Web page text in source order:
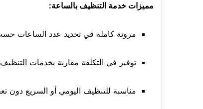
مميزات خدمة التنظيف بالساعة:
مرونة كاملة في تحديد عدد الساعات
توفير في التكلفة مقارنة بخدمات
مناسبة للتنظيف اليومي أو السريع دون